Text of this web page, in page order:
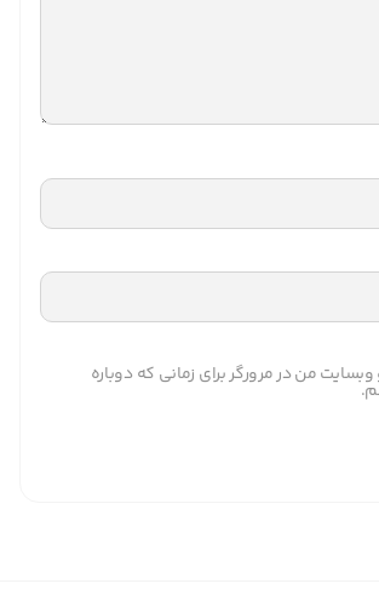
وبسایت من در مرورگر برای زمانی که دوباره